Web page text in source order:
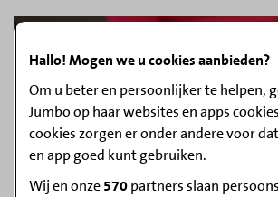
speel
video
af
Hallo! Mogen we u cookies aanbieden?
Om u beter en persoonlijker te helpen,
Jumbo op haar websites en apps
cookies zorgen er onder andere voor
en app goed kunt gebruiken.
Wij en onze570partners slaan